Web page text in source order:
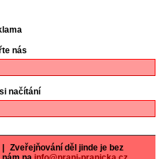
nás
načítání
Zveřejňování děl jinde je bez